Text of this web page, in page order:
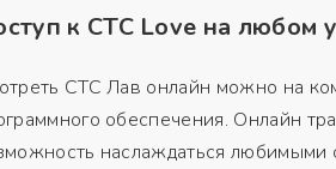
к СТС Love на любом
СТС Лав онлайн можно на
обеспечения. Онлайн
наслаждаться любимыми